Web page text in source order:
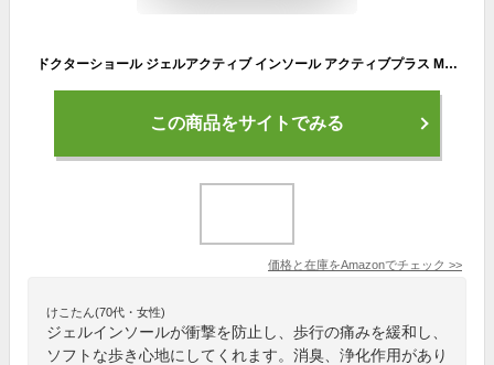
ドクターショール ジェルアクティブ インソール アクティブプラス M 1足入り
この商品をサイトでみる
価格と在庫をAmazonでチェック >>
けこたん(70代・女性)
ジェルインソールが衝撃を防止し、歩行の痛みを緩和し、
ソフトな歩き心地にしてくれます。消臭、浄化作用があり